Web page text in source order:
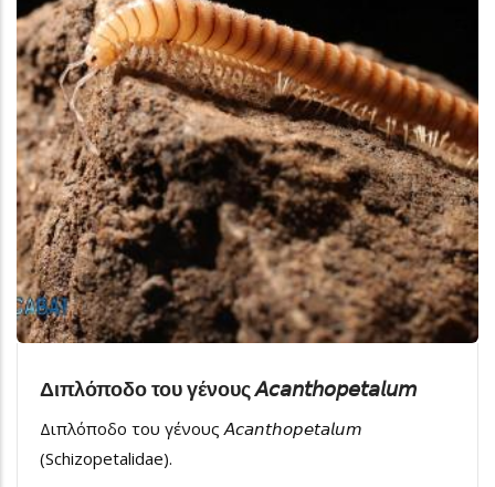
Διπλόποδο του γένους 𝘈𝘤𝘢𝘯𝘵𝘩𝘰𝘱𝘦𝘵𝘢𝘭𝘶𝘮
Διπλόποδο του γένους 𝘈𝘤𝘢𝘯𝘵𝘩𝘰𝘱𝘦𝘵𝘢𝘭𝘶𝘮
(Schizopetalidae).